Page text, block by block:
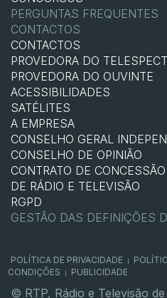
PERGUNTAS FREQUENTES
CONTACTOS
CONTACTOS
PROVEDORA DO
PROVEDORA DO OUVINTE
ACESSIBILIDADES
SATÉLITES
A EMPRESA
CONSELHO GERAL
CONSELHO DE OPINIÃO
CONTRATO DE
DE RÁDIO E TELEVISÃO
RGPD
GESTÃO DAS DEFINIÇÕES
POLÍTICA DE PRIVACIDADE
CONDIÇÕES
PUBLICIDADE
© RTP, Rádio e Televisão